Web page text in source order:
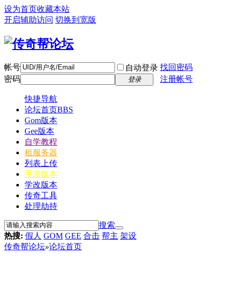
设为首页收藏本站
开启辅助访问 切换到宽版
帐号 自动登录 找回密码
密码
登录 注册帐号
快捷导航
论坛首页BBS
Gom版本
Gee版本
自学教程
租服务器
列表上传
手游版本
学改版本
传奇工具
处理劫持
搜索
热搜: 假人 GOM GEE 合击 帮主 架设
传奇帮论坛»论坛首页